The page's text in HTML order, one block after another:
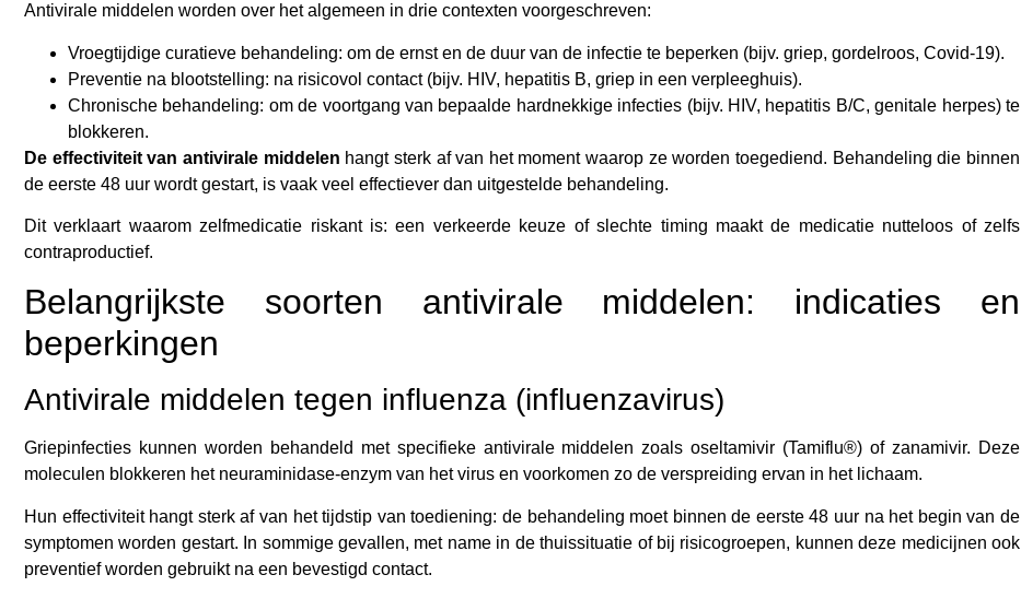
Antivirale middelen worden over het algemeen in drie contexten voorgeschreven:
Vroegtijdige curatieve behandeling: om de ernst en de duur van de infectie te beperken (bijv. griep, gordelroos, Covid-19).
Preventie na blootstelling: na risicovol contact (bijv. HIV, hepatitis B, griep in een verpleeghuis).
Chronische behandeling: om de voortgang van bepaalde hardnekkige infecties (bijv. HIV, hepatitis B/C, genitale herpes) te
blokkeren.
De effectiviteit van antivirale middelen hangt sterk af van het moment waarop ze worden toegediend. Behandeling die binnen
de eerste 48 uur wordt gestart, is vaak veel effectiever dan uitgestelde behandeling.
Dit verklaart waarom zelfmedicatie riskant is: een verkeerde keuze of slechte timing maakt de medicatie nutteloos of zelfs
contraproductief.
Belangrijkste soorten antivirale middelen: indicaties en
beperkingen
Antivirale middelen tegen influenza (influenzavirus)
Griepinfecties kunnen worden behandeld met specifieke antivirale middelen zoals oseltamivir (Tamiflu®) of zanamivir. Deze
moleculen blokkeren het neuraminidase-enzym van het virus en voorkomen zo de verspreiding ervan in het lichaam.
Hun effectiviteit hangt sterk af van het tijdstip van toediening: de behandeling moet binnen de eerste 48 uur na het begin van de
symptomen worden gestart. In sommige gevallen, met name in de thuissituatie of bij risicogroepen, kunnen deze medicijnen ook
preventief worden gebruikt na een bevestigd contact.